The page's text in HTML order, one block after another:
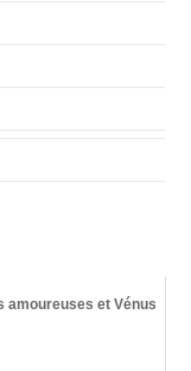
amoureuses et Vénus